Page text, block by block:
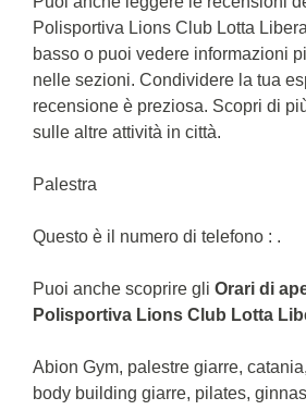
Polisportiva Lions Club Lotta
basso o puoi vedere informazioni
nelle sezioni. Condividere la tua
recensione è preziosa. Scopri di
sulle altre attività in città.
Palestra
Questo è il numero di telefono : .
Puoi anche scoprire gli Orari di
Polisportiva Lions Club Lotta
Abion Gym, palestre giarre,
body building giarre, pilates,